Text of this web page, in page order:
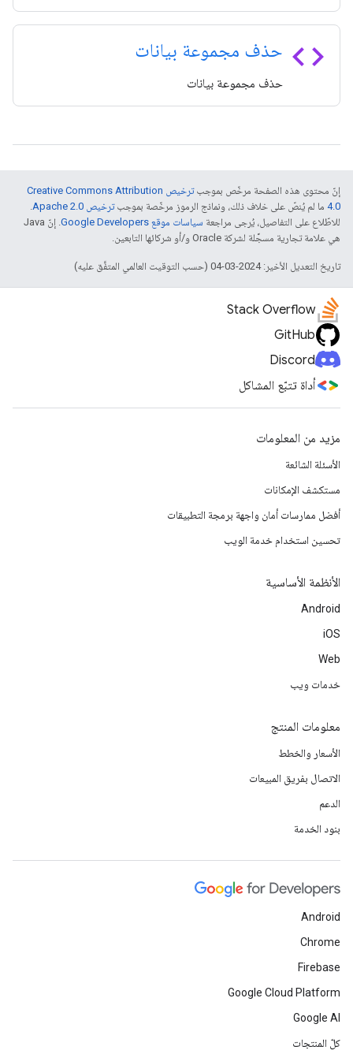
code حذف مجموعة بيانات
حذف مجموعة بيانات
إنّ محتوى هذه الصفحة مرخّص بموجب
ترخيص Creative Commons Attribution
4.0‏ ما لم يُنصّ على خلاف ذلك، ونماذج الرموز مرخّصة بموجبترخيص Apache 2.0‏
.
للاطّلاع على التفاصيل، يُرجى مراجعة سياسات موقع Google Developers‏
. إنّ Java
هي علامة تجارية مسجَّلة لشركة Oracle و/أو شركائها التابعين.
تاريخ التعديل الأخير: 2024-03-04 (حسب التوقيت العالمي المتفَّق عليه)
Stack Overflow
GitHub
Discord
أداة تتبّع المشاكل
مزيد من المعلومات
الأسئلة الشائعة
مستكشف الإمكانات
أفضل ممارسات أمان واجهة برمجة التطبيقات
تحسين استخدام خدمة الويب
الأنظمة الأساسية
Android
iOS
Web
خدمات ويب
معلومات المنتج
الأسعار والخطط
الاتصال بفريق المبيعات
الدعم
بنود الخدمة
Android
Chrome
Firebase
Google Cloud Platform
Google AI
كلّ المنتجات